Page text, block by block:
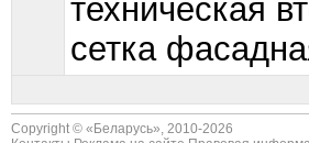
техническая
сетка
Copyright © « Беларусь», 2010-2026